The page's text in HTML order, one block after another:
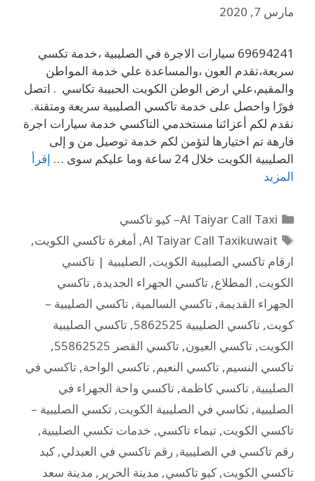
مارس 7, 2020
69694241 سيارات الاجرة في الصليبية ،خدمة تكسي
سريعة،تقدم العون ،والمساعدة علي خدمة المواطن
والمقيم،علي ارض الوطن الكويت الحبيبة تكاسي . اتصل
فورًا واحصل على خدمة تاكسي الصليبية سريعة ومتقنة.
نقدم لكم أعزائنا مستخدمي التاكسي خدمة سيارات اجرة
فارهة تم اختيارها لتؤمن لكم خدمة توصيل من و إلى
الصليبية الكويت خلال 24 ساعة وما عليكم سوى …
إقرأ
المزيد
Al Taiyar Call Taxi– كيو تاكسي
Al Taiyar Call Taxikuwait
, أمغرة تاكسي الكويت,
ارقام تاكسي الصليبية الكويت, الصليبية | تاكسي
الكويت, المطلاع, تاكسي الجهراء الجديدة, تاكسي
الجهراء القديمة, تاكسي السالمية, تاكسي الصليبية –
كويت, تاكسي الصليبية 5862525 , تاكسي الصليبية
الكويت, تاكسي العيون, تاكسي القصر 55862525
,
تاكسي النسيم, تاكسي النعيم, تاكسي الواحة, تاكسي في
الصليبية, تاكسي كاظمة, تاكسي واحة الجهراء في
الصليبية, تكاسي في الصليبية الكويت, تكسي الصليبية –
تاكسي الكويت, تيماء تاكسي, خدمات تكسي الصليبية,
رقم تاكسي في الصليبية, رقم تاكسي في العبدلي, كبد
تاكسي الكويت, كيو تاكسي, مدينة الحرير , مدينة سعد